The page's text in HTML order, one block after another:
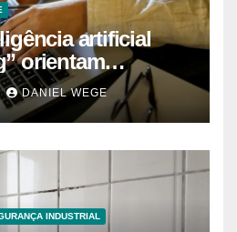
artificial
orientam
DANIEL WEGE
INDUSTRIAL